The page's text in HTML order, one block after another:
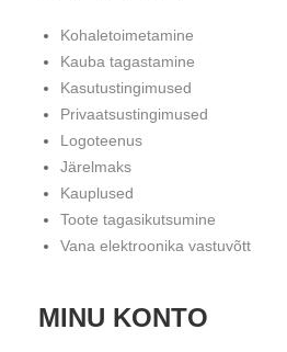
Kohaletoimetamine
Kauba tagastamine
Kasutustingimused
Privaatsustingimused
Logoteenus
Järelmaks
Kauplused
Toote tagasikutsumine
Vana elektroonika vastuvõtt
MINU KONTO